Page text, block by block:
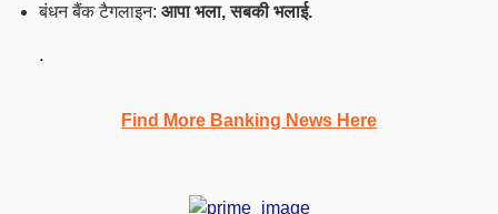
बंधन बैंक टैगलाइन: आपा भला, सबकी भलाई.
.
Find More Banking News Here